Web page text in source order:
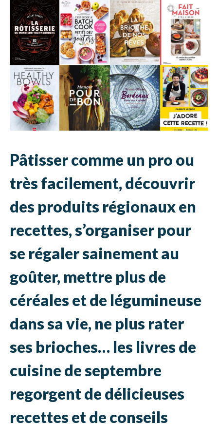
Pâtisser comme un pro ou
très facilement, découvrir
des produits régionaux en
recettes, s’organiser pour
se régaler sainement au
goûter, mettre plus de
céréales et de légumineuse
dans sa vie, ne plus rater
ses brioches… les livres de
cuisine de septembre
regorgent de délicieuses
recettes et de conseils